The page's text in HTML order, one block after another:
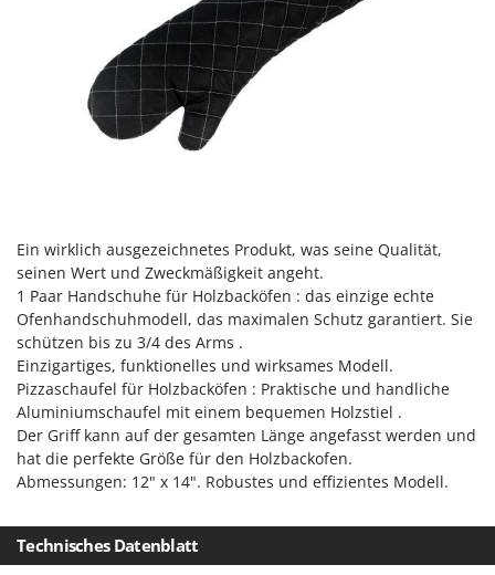
Yard Force
ZGrills
Zodiac
Zomax
Ein wirklich ausgezeichnetes Produkt, was seine Qualität,
seinen Wert und Zweckmäßigkeit angeht.
1 Paar Handschuhe für Holzbacköfen : das einzige echte
Ofenhandschuhmodell, das maximalen Schutz garantiert. Sie
schützen bis zu 3/4 des Arms .
Einzigartiges, funktionelles und wirksames Modell.
Pizzaschaufel für Holzbacköfen : Praktische und handliche
Aluminiumschaufel mit einem bequemen Holzstiel .
Der Griff kann auf der gesamten Länge angefasst werden und
hat die perfekte Größe für den Holzbackofen.
Abmessungen: 12" x 14". Robustes und effizientes Modell.
Technisches Datenblatt